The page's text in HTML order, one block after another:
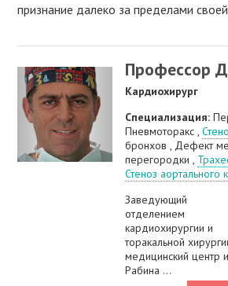
признание далеко за пределами
Профессор
Кардиохирург
Специализация:
Пневмоторакс ,
бронхов , Дефект
перегородки ,
Стеноз аортального
Заведующий
отделением
кардиохирургии и
торакальной
медицинский центр
Рабина ...